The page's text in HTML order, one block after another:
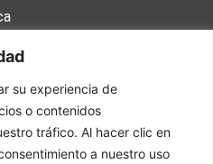
su experiencia de
o contenidos
tráfico. Al hacer clic en
a nuestro uso
38